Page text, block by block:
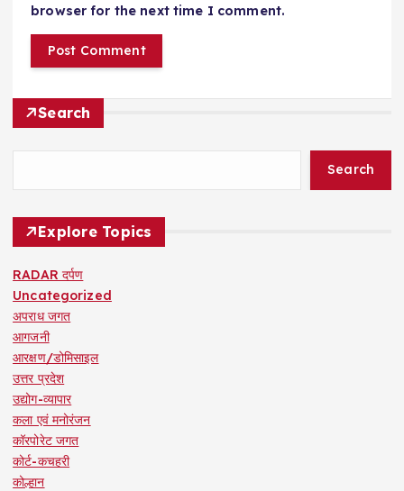
browser for the next time I comment.
Search
Search
Explore Topics
RADAR दर्पण
Uncategorized
अपराध जगत
आगजनी
आरक्षण/डोमिसाइल
उत्तर प्रदेश
उद्योग-व्यापार
कला एवं मनोरंजन
कॉरपोरेट जगत
कोर्ट-कचहरी
कोल्हान